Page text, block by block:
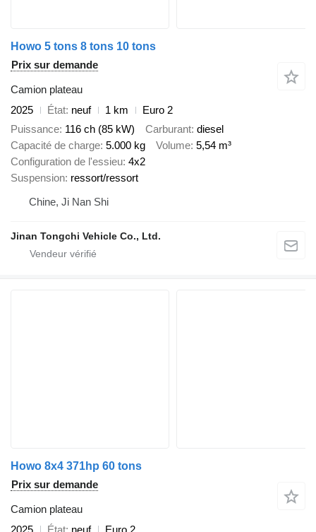
Howo 5 tons 8 tons 10 tons
Prix sur demande
Camion plateau
2025
État neuf 1 km
Euro 2
Puissance 116 ch (85 kW) Carburant diesel
Capacité de charge 5.000 kg Volume 5,54 m³
Configuration de l'essieu 4x2
Suspension ressort/ressort
Chine, Ji Nan Shi
Jinan Tongchi Vehicle Co., Ltd.
Howo 8x4 371hp 60 tons
Prix sur demande
Camion plateau
2025
État neuf Euro 2